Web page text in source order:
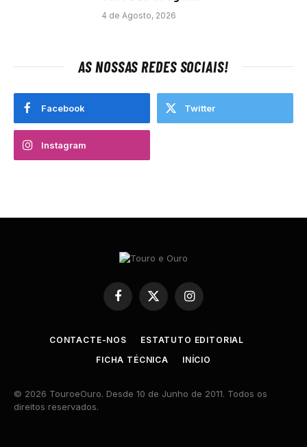
4 de Agosto, 2026
AS NOSSAS REDES SOCIAIS!
Facebook Twitter
Instagram
Facebook
X
(Twitter)
Instagram
CONTACTE-NOS
ESTATUTO EDITORIAL
FICHA TÉCNICA
INÍCIO
© 2026 TouroeOuro. Desde 10 de Junho de 2011. Todos os
direitos reservados.